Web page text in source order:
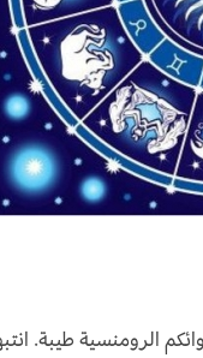
الرومنسية طيبة.